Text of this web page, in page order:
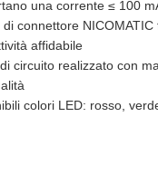
a cupola di metallo
una corrente ≤ 100
di connettore
affidabile
circuito realizzato con
colori LED: rosso,